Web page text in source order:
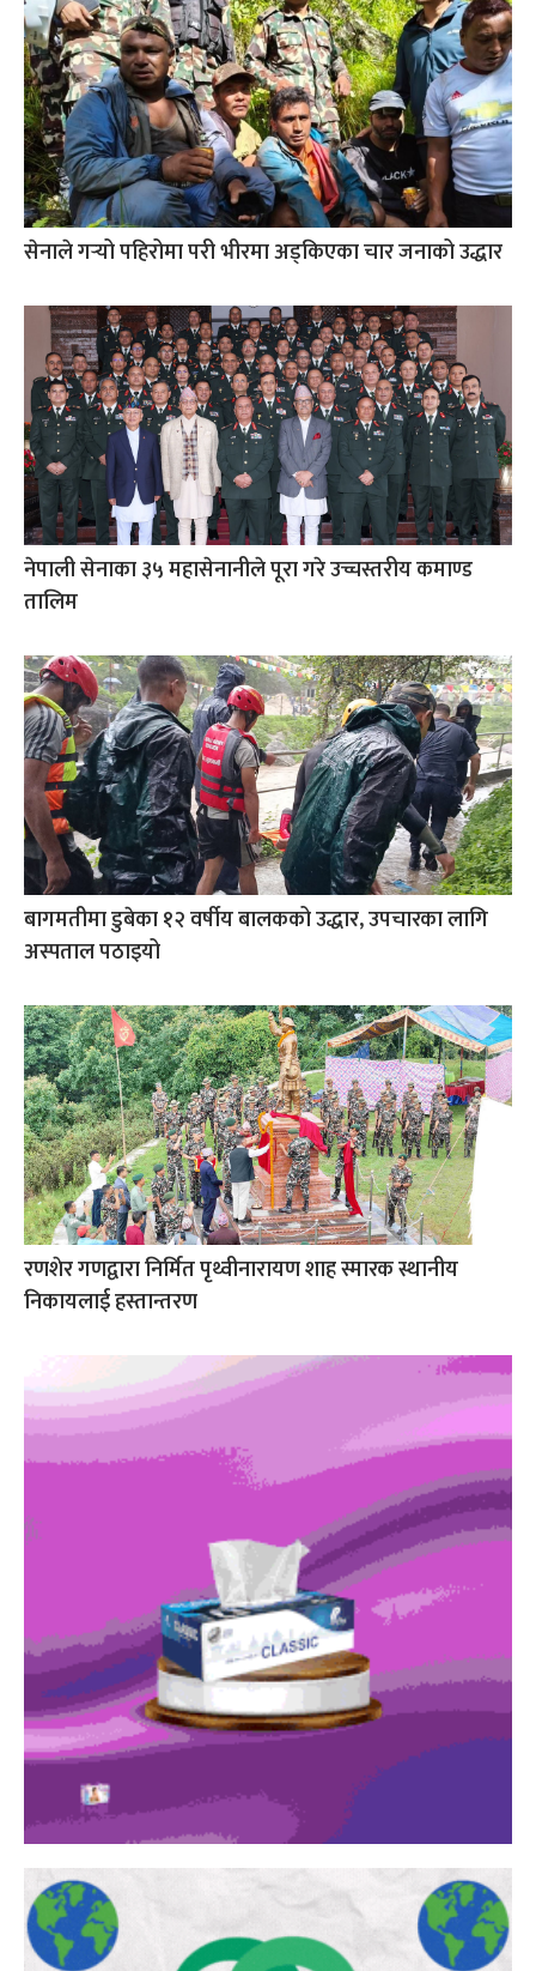
सेनाले गर्‍यो पहिरोमा परी भीरमा अड्किएका चार जनाको उद्धार
नेपाली सेनाका ३५ महासेनानीले पूरा गरे उच्चस्तरीय कमाण्ड
तालिम
बागमतीमा डुबेका १२ वर्षीय बालकको उद्धार, उपचारका लागि
अस्पताल पठाइयो
रणशेर गणद्वारा निर्मित पृथ्वीनारायण शाह स्मारक स्थानीय
निकायलाई हस्तान्तरण